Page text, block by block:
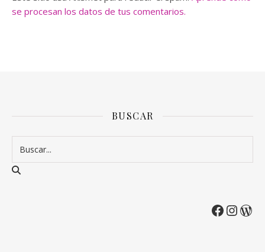
se procesan los datos de tus comentarios.
BUSCAR